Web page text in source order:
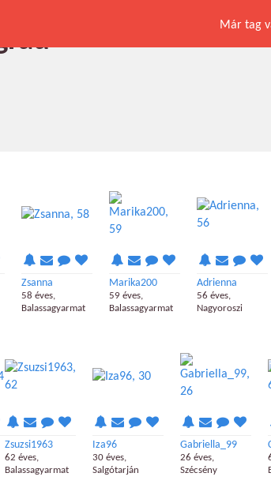
Már tag
Zsanna
58 éves,
Balassagyarmat
Marika200
59 éves,
Balassagyarmat
Adrienna
56 éves,
Nagyoroszi
Zsuzsi1963
62 éves,
Balassagyarmat
Iza96
30 éves,
Salgótarján
Gabriella_99
26 éves,
Szécsény